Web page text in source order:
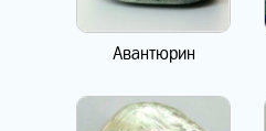
Авантюрин